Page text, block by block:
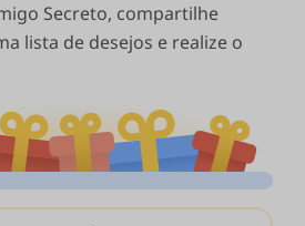
Secreto, compartilhe
lista de desejos e realize o